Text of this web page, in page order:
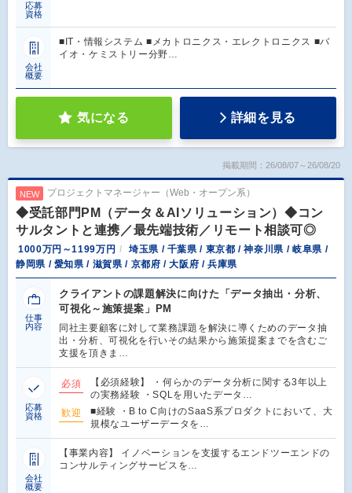
応募
資格
会社
概要
■IT・情報システム ■メカトロニクス・エレクトロニクス ■バ
イオ・ケミストリー分野…
気になる 詳細を見る
掲載期間：26/08/07～26/08/20
NEW プロジェクトマネージャー（Web・オープン系）
◆受託部門PM（データ＆AIソリューション）◆コン
サルタントと連携／最先端技術／リモート相談可◎
1000万円～1199万円
埼玉県 / 千葉県 / 東京都 / 神奈川県 / 岐阜県 /
静岡県 / 愛知県 / 滋賀県 / 京都府 / 大阪府 / 兵庫県
仕事
内容
クライアントの課題解決に向けた「データ抽出・分析、
可視化～施策提案」PM
同社主要顧客に対して業務課題を解決に導くためのデータ抽
出・分析、可視化を行いその結果から施策提案までを含むご
支援を頂きま…
応募
資格
必須
【必須経験】 ・何らかのデータ分析に関する3年以上
の実務経験 ・SQLを用いたデータ…
歓迎
■経験 ・B to C向けのSaaS系プロダクトにおいて、大
規模なユーザーデータを…
会社
概要
【事業内容】 イノベーションを支援するエンドツーエンドの
コンサルティングサービスを…